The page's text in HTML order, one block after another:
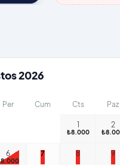
2026
Per Cum Cts Paz
1
₺8.000
2
6 7 8 9